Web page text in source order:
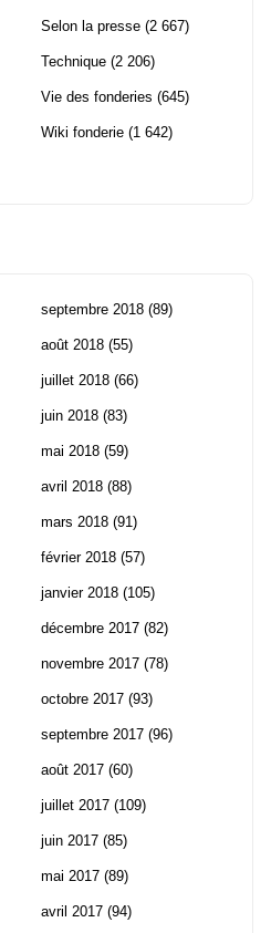
Selon la presse (2 667)
Technique (2 206)
Vie des fonderies (645)
Wiki fonderie (1 642)
septembre 2018 (89)
août 2018 (55)
juillet 2018 (66)
juin 2018 (83)
mai 2018 (59)
avril 2018 (88)
mars 2018 (91)
février 2018 (57)
janvier 2018 (105)
décembre 2017 (82)
novembre 2017 (78)
octobre 2017 (93)
septembre 2017 (96)
août 2017 (60)
juillet 2017 (109)
juin 2017 (85)
mai 2017 (89)
avril 2017 (94)